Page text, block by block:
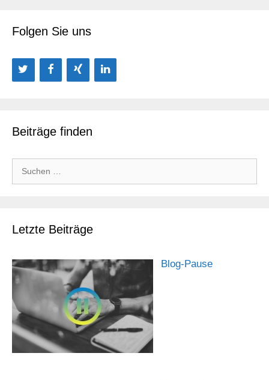
Folgen Sie uns
Beiträge finden
Letzte Beiträge
Blog-Pause